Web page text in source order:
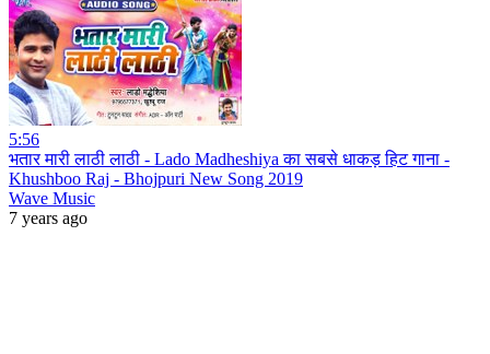
5:56
भतार मारी लाठी लाठी - Lado Madheshiya का सबसे धाकड़ हिट गाना -
Khushboo Raj - Bhojpuri New Song 2019
Wave Music
7 years ago